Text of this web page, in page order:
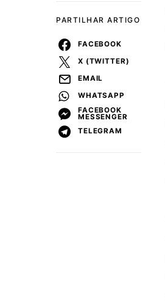
PARTILHAR ARTIGO
FACEBOOK
X (TWITTER)
EMAIL
WHATSAPP
FACEBOOK
MESSENGER
TELEGRAM